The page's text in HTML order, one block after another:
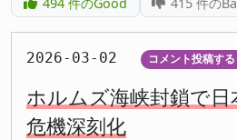
2026-03-02 コメント投稿する
ホルムズ海峡封鎖で
危機深刻化